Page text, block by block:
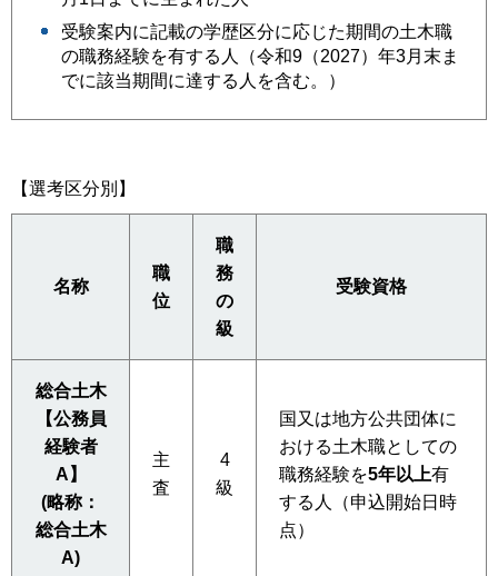
受験案内に記載の学歴区分に応じた期間の土木職
の職務経験を有する人（令和9（2027）年3月末ま
でに該当期間に達する人を含む。）
【選考区分別】
名称
職
位
職
務
の
級
受験資格
総合土木
【公務員
経験者
A】
(略称：
総合土木
A)
主
査
4
級
国又は地方公共団体に
おける土木職としての
職務経験を5年以上有
する人（申込開始日時
点）